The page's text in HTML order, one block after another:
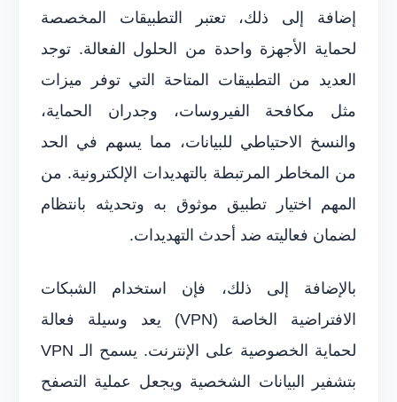
إضافة إلى ذلك، تعتبر التطبيقات المخصصة
لحماية الأجهزة واحدة من الحلول الفعالة. توجد
العديد من التطبيقات المتاحة التي توفر ميزات
مثل مكافحة الفيروسات، وجدران الحماية،
والنسخ الاحتياطي للبيانات، مما يسهم في الحد
من المخاطر المرتبطة بالتهديدات الإلكترونية. من
المهم اختيار تطبيق موثوق به وتحديثه بانتظام
لضمان فعاليته ضد أحدث التهديدات.
بالإضافة إلى ذلك، فإن استخدام الشبكات
الافتراضية الخاصة (VPN) يعد وسيلة فعالة
لحماية الخصوصية على الإنترنت. يسمح الـ VPN
بتشفير البيانات الشخصية ويجعل عملية التصفح